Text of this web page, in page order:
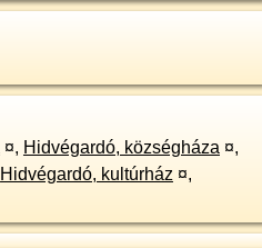
¤, Hidvégardó, községháza ¤,
Hidvégardó, kultúrház ¤,